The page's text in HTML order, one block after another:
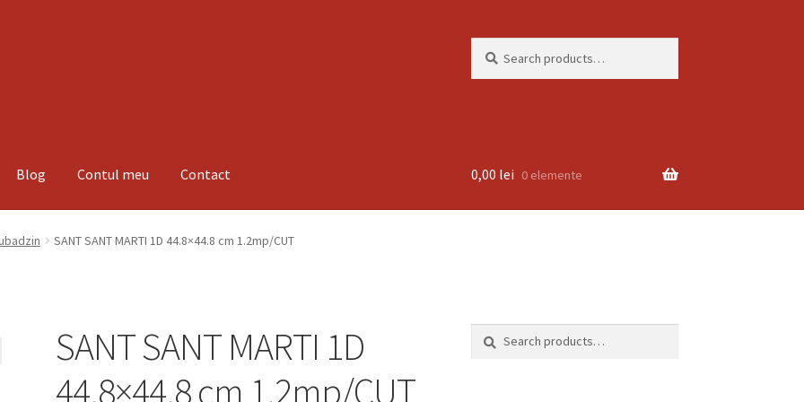
for:
Blog Contul meu Contact
noi Informatii Magazin Plată
0,00 lei 0 elemente
SANT SANT MARTI 1D 44.8×44.8 cm 1.2mp/CUT
SANT SANT MARTI 1D
44.8×44.8 cm 1.2mp/CUT
Search
Search